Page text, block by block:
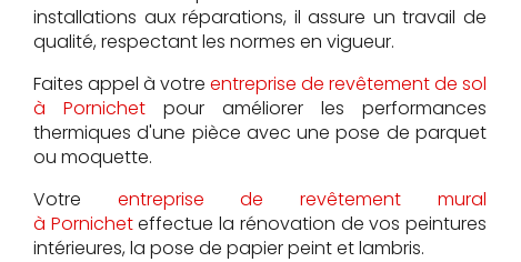
installations aux réparations, il assure un travail de
qualité, respectant les normes en vigueur.
Faites appel à votre entreprise de revêtement de sol
à Pornichet pour améliorer les performances
thermiques d'une pièce avec une pose de parquet
ou moquette.
Votre entreprise de revêtement mural
à Pornicheteffectue la rénovation de vos peintures
intérieures, la pose de papier peint et lambris.